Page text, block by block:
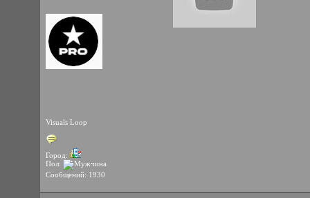
Visuals Loop
Город:
Пол:
Сообщений: 1930